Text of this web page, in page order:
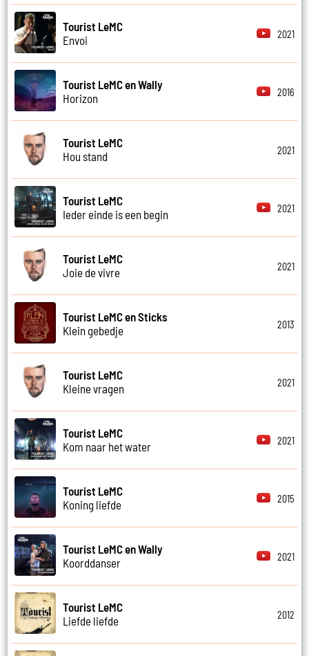
Tourist LeMC
Envoi
2021
Tourist LeMC en Wally
Horizon
2016
Tourist LeMC
Hou stand
2021
Tourist LeMC
Ieder einde is een begin
2021
Tourist LeMC
Joie de vivre
2021
Tourist LeMC en Sticks
Klein gebedje
2013
Tourist LeMC
Kleine vragen
2021
Tourist LeMC
Kom naar het water
2021
Tourist LeMC
Koning liefde
2015
Tourist LeMC en Wally
Koorddanser
2021
Tourist LeMC
Liefde liefde
2012